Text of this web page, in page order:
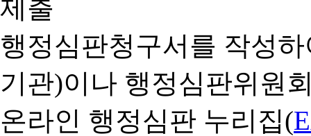
행정심판청구서를 작성
기관)이나 행정심판위원
온라인 행정심판 누리집(